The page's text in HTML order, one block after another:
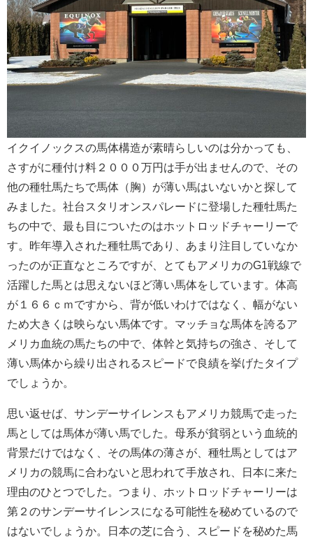
イクイノックスの馬体構造が素晴らしいのは分かっても、
さすがに種付け料２０００万円は手が出ませんので、その
他の種牡馬たちで馬体（胸）が薄い馬はいないかと探して
みました。社台スタリオンスパレードに登場した種牡馬た
ちの中で、最も目についたのはホットロッドチャーリーで
す。昨年導入された種牡馬であり、あまり注目していなか
ったのが正直なところですが、とてもアメリカのG1戦線で
活躍した馬とは思えないほど薄い馬体をしています。体高
が１６６ｃｍですから、背が低いわけではなく、幅がない
ため大きくは映らない馬体です。マッチョな馬体を誇るア
メリカ血統の馬たちの中で、体幹と気持ちの強さ、そして
薄い馬体から繰り出されるスピードで良績を挙げたタイプ
でしょうか。
思い返せば、サンデーサイレンスもアメリカ競馬で走った
馬としては馬体が薄い馬でした。母系が貧弱という血統的
背景だけではなく、その馬体の薄さが、種牡馬としてはア
メリカの競馬に合わないと思われて手放され、日本に来た
理由のひとつでした。つまり、ホットロッドチャーリーは
第２のサンデーサイレンスになる可能性を秘めているので
はないでしょうか。日本の芝に合う、スピードを秘めた馬